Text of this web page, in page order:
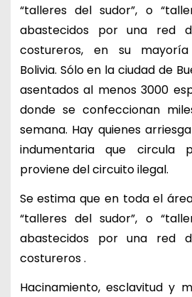
“talleres del sudor”, o
abastecidos por una red
costureros, en su
Bolivia. Sólo en la ciudad de
asentados al menos 3000
donde se confeccionan
semana. Hay quienes
indumentaria que
proviene del circuito ilegal.
Se estima que en toda el
“talleres del sudor”, o
abastecidos por una red
costureros .
Hacinamiento, esclavitud y